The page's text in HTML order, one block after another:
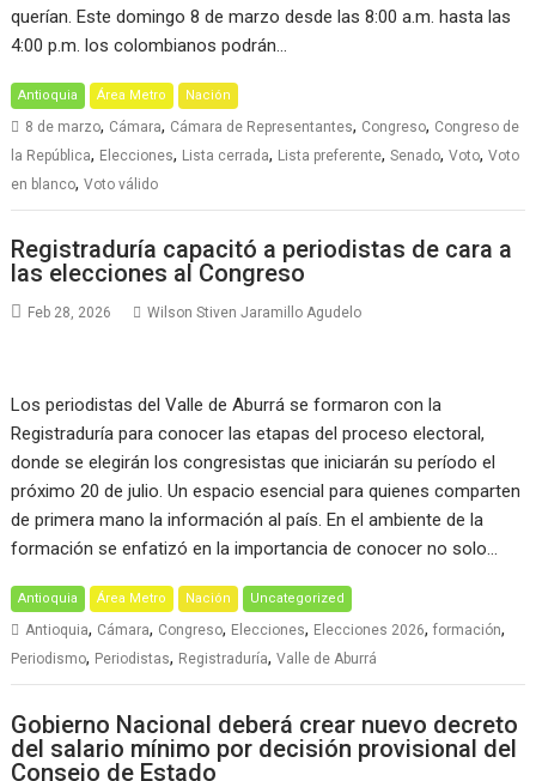
querían. Este domingo 8 de marzo desde las 8:00 a.m. hasta las
4:00 p.m. los colombianos podrán…
Antioquia Área Metro Nación
8 de marzo, Cámara, Cámara de Representantes, Congreso, Congreso de
la República, Elecciones, Lista cerrada, Lista preferente,Senado,Voto,Voto
en blanco,Voto válido
Registraduría capacitó a periodistas de cara a
las elecciones al Congreso
Feb 28, 2026 Wilson Stiven Jaramillo Agudelo
Los periodistas del Valle de Aburrá se formaron con la
Registraduría para conocer las etapas del proceso electoral,
donde se elegirán los congresistas que iniciarán su período el
próximo 20 de julio. Un espacio esencial para quienes comparten
de primera mano la información al país. En el ambiente de la
formación se enfatizó en la importancia de conocer no solo…
Antioquia Área Metro Nación Uncategorized
Antioquia, Cámara, Congreso, Elecciones, Elecciones 2026,formación,
Periodismo, Periodistas, Registraduría,Valle de Aburrá
Gobierno Nacional deberá crear nuevo decreto
del salario mínimo por decisión provisional del
Consejo de Estado